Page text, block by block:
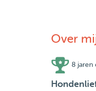
Over
8 jaren